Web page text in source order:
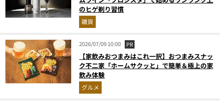
のヒゲ剃り習慣
雑貨
2026/07/09 10:00 PR
【家飲みおつまみはこれ一択】おつまみスナッ
ク不二家「ホームサクッと」で簡単＆極上の家
飲み体験
グルメ